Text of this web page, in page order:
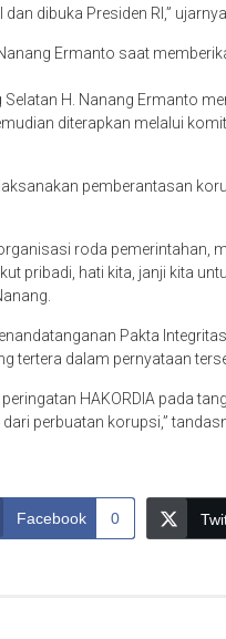
dibuka Presiden RI,” ujarnya.
Ermanto saat
H. Nanang Ermanto
diterapkan melalui
pemberantasan
roda pemerintahan,
pribadi, hati kita, janji kita
Pakta
tertera dalam pernyataan
HAKORDIA pada
perbuatan korupsi,”
Facebook 0